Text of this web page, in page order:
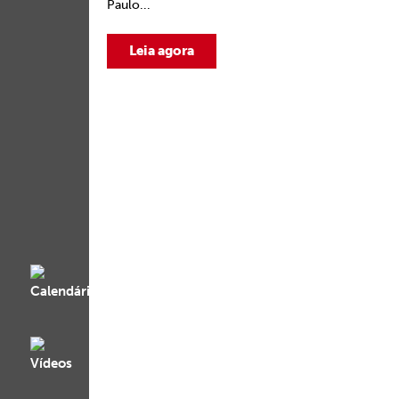
Paulo...
Leia agora